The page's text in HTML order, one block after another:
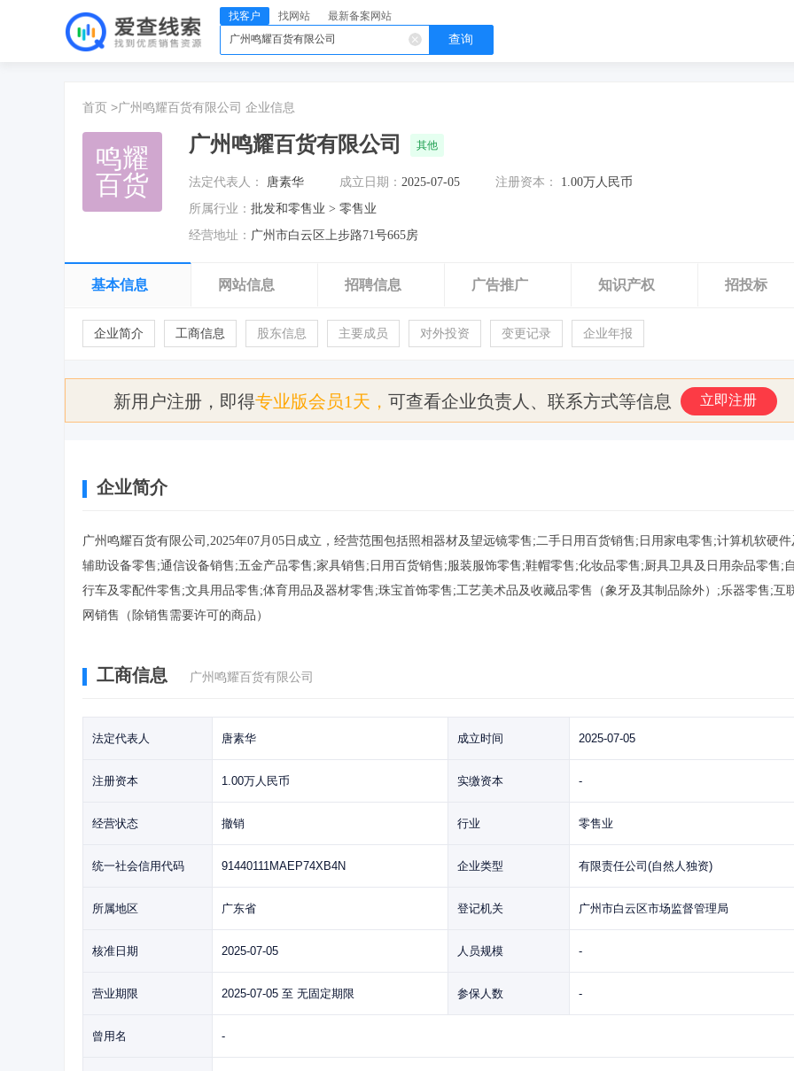
找客户 找网站 最新备案网站
查询
首页 >广州鸣耀百货有限公司 企业信息
鸣耀
百货
广州鸣耀百货有限公司 其他
法定代表人： 唐素华 成立日期： 2025-07-05 注册资本： 1.00万人民币
所属行业： 批发和零售业 > 零售业
经营地址： 广州市白云区上步路71号665房
基本信息 网站信息 招聘信息 广告推广 知识产权 招投标
企业简介 工商信息 股东信息 主要成员 对外投资 变更记录 企业年报
新用户注册，即得专业版会员1天， 可查看企业负责人、联系方式等信息 立即注册
企业简介
广州鸣耀百货有限公司,2025年07月05日成立，经营范围包括照相器材及望远镜零售;二手日用百货销售;日用家电零售;计算机软硬件
辅助设备零售;通信设备销售;五金产品零售;家具销售;日用百货销售;服装服饰零售;鞋帽零售;化妆品零售;厨具卫具及日用杂品零售;自
行车及零配件零售;文具用品零售;体育用品及器材零售;珠宝首饰零售;工艺美术品及收藏品零售（象牙及其制品除外）;乐器零售;互
网销售（除销售需要许可的商品）
工商信息 广州鸣耀百货有限公司
法定代表人 唐素华 成立时间 2025-07-05
注册资本 1.00万人民币 实缴资本 -
经营状态 撤销 行业 零售业
统一社会信用代码 91440111MAEP74XB4N 企业类型 有限责任公司(自然人独资)
所属地区 广东省 登记机关 广州市白云区市场监督管理局
核准日期 2025-07-05 人员规模 -
营业期限 2025-07-05 至 无固定期限 参保人数 -
曾用名 -